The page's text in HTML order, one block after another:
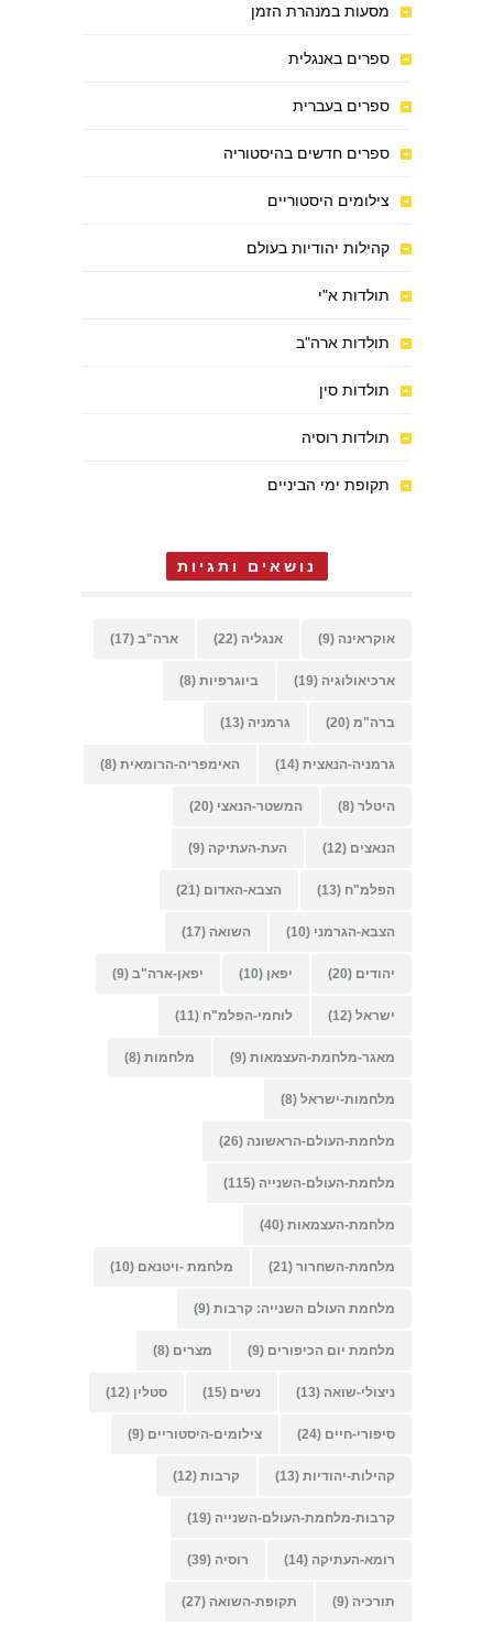
מסעות במנהרת הזמן
ספרים באנגלית
ספרים בעברית
ספרים חדשים בהיסטוריה
צילומים היסטוריים
קהילות יהודיות בעולם
תולדות א"י
תולדות ארה"ב
תולדות סין
תולדות רוסיה
תקופת ימי הביניים
נושאים ותגיות
אוקראינה (9) אנגליה (22) ארה"ב (17)
ארכיאולוגיה (19) ביוגרפיות (8)
ברה"מ (20) גרמניה (13)
גרמניה-הנאצית (14) האימפריה-הרומאית (8)
היטלר (8) המשטר-הנאצי (20)
הנאצים (12) העת-העתיקה (9)
הפלמ"ח (13) הצבא-האדום (21)
הצבא-הגרמני (10) השואה (17)
יהודים (20) יפאן (10) יפאן-ארה"ב (9)
ישראל (12) לוחמי-הפלמ"ח (11)
מאגר-מלחמת-העצמאות (9) מלחמות (8)
מלחמות-ישראל (8)
מלחמת-העולם-הראשונה (26)
מלחמת-העולם-השנייה (115)
מלחמת-העצמאות (40)
מלחמת-השחרור (21) מלחמת -ויטנאם (10)
מלחמת העולם השנייה: קרבות (9)
מלחמת יום הכיפורים (9) מצרים (8)
ניצולי-שואה (13) נשים (15) סטלין (12)
סיפורי-חיים (24) צילומים-היסטוריים (9)
קהילות-יהודיות (13) קרבות (12)
קרבות-מלחמת-העולם-השנייה (19)
רומא-העתיקה (14) רוסיה (39)
תורכיה (9) תקופת-השואה (27)